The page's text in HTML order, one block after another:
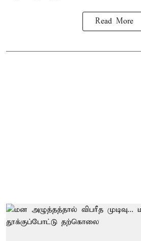
Read More